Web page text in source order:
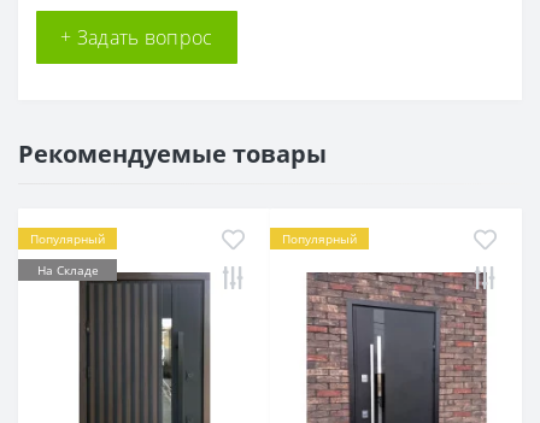
+ Задать вопрос
Рекомендуемые товары
Популярный
На Складе
Популярный